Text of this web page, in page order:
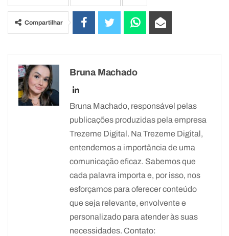
Compartilhar
Bruna Machado
Bruna Machado, responsável pelas
publicações produzidas pela empresa
Trezeme Digital. Na Trezeme Digital,
entendemos a importância de uma
comunicação eficaz. Sabemos que
cada palavra importa e, por isso, nos
esforçamos para oferecer conteúdo
que seja relevante, envolvente e
personalizado para atender às suas
necessidades. Contato: